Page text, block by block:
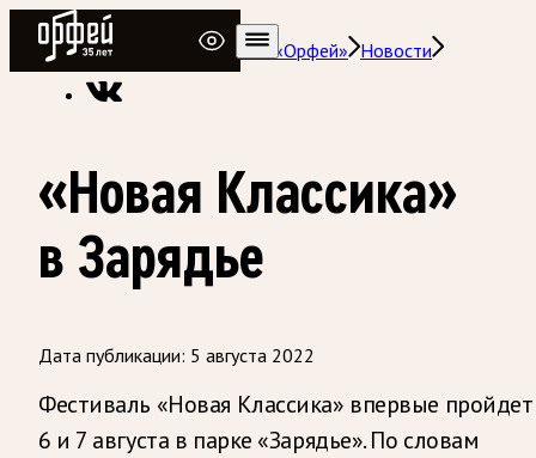
Радио Орфей
Радио классической музыки «Орфей» Новости
«Новая Классика»
в Зарядье
Дата публикации: 5 августа 2022
Фестиваль «Новая Классика» впервые пройдет
6 и 7 августа в парке «Зарядье». По словам